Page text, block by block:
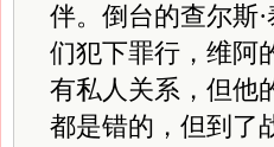
伴。倒台的查尔斯
们犯下罪行，维阿
有私人关系，但他
都是错的，但到了